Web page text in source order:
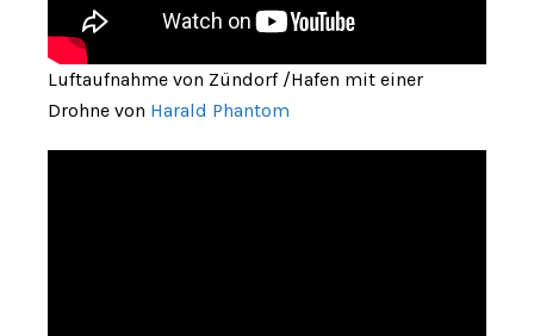
Luftaufnahme von Zündorf /Hafen mit einer
Drohne von Harald Phantom